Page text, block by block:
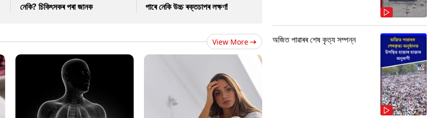
নেকি? চিকিৎসকৰ পৰা জানক
পাৰে নেকি উচ্চ ৰক্তচাপৰ লক্ষণ!
View More অজিত পাৱাৰৰ শেষ কৃত্য সম্পন্ন